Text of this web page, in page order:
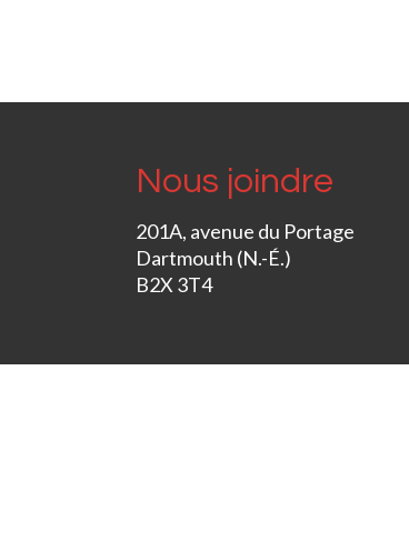
Nous joindre
201A, avenue du Portage
Dartmouth (N.-É.)
B2X 3T4